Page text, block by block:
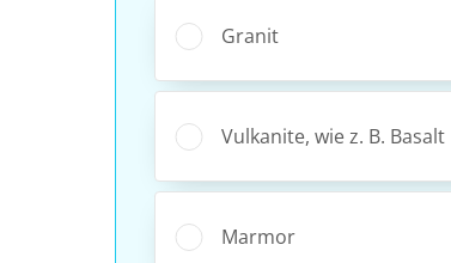
Granit
Vulkanite, wie z. B. Basalt
Marmor